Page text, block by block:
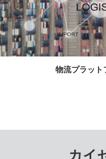
物流プラット
カイ